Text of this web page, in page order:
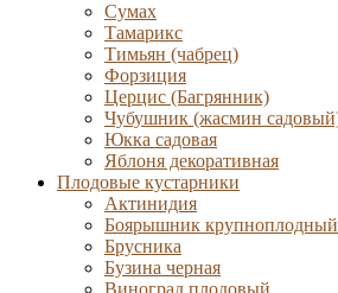
Сумах
Тамарикс
Тимьян (чабрец)
Форзиция
Церцис (Багрянник)
Чубушник (жасмин
Юкка садовая
Яблоня декоративная
Плодовые кустарники
Актинидия
Боярышник крупноплодный
Брусника
Бузина черная
Виноград плодовый